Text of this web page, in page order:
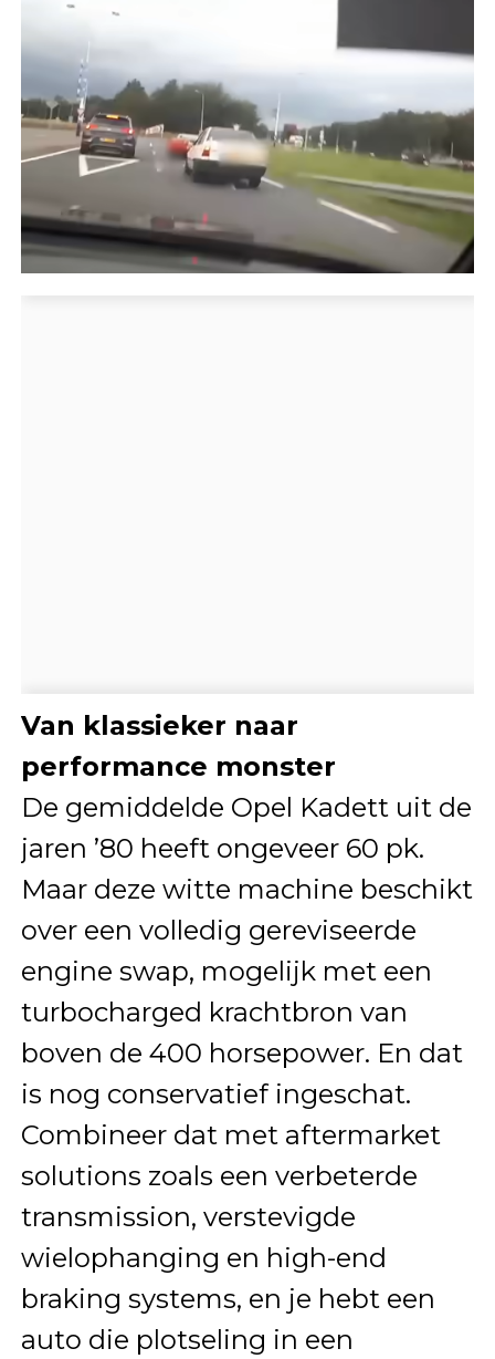
Van klassieker naar
performance monster
De gemiddelde Opel Kadett uit de
jaren ’80 heeft ongeveer 60 pk.
Maar deze witte machine beschikt
over een volledig gereviseerde
engine swap, mogelijk met een
turbocharged krachtbron van
boven de 400 horsepower. En dat
is nog conservatief ingeschat.
Combineer dat met aftermarket
solutions zoals een verbeterde
transmission, verstevigde
wielophanging en high-end
braking systems, en je hebt een
auto die plotseling in een